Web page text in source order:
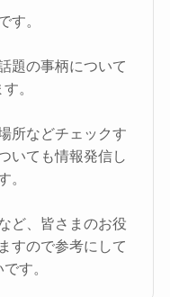
す。
題の事柄について
。
所などチェックす
いても情報発信し
。
ど、皆さまのお役
すので参考にして
す。